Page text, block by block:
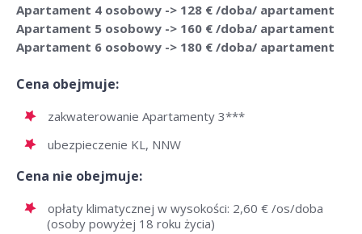
Apartament 4 osobowy -> 128 € /doba/ apartament
Apartament 5 osobowy -> 160 € /doba/ apartament
Apartament 6 osobowy -> 180 € /doba/ apartament
Cena obejmuje:
zakwaterowanie Apartamenty 3***
ubezpieczenie KL, NNW
Cena nie obejmuje:
opłaty klimatycznej w wysokości: 2,60 € /os/doba
(osoby powyżej 18 roku życia)